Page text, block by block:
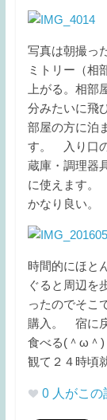
写真は朝撮っ
ミトリー（相
上がる。相
分みたいに飛
部屋の方に泊
す。 入り口
蔵庫・調理器
に使えます
かなり良い。
時間的にほと
ぐると周辺を
ったのでそこ
購入。 宿に
食べる(＾ω＾
観て２４時頃
0 人がこ